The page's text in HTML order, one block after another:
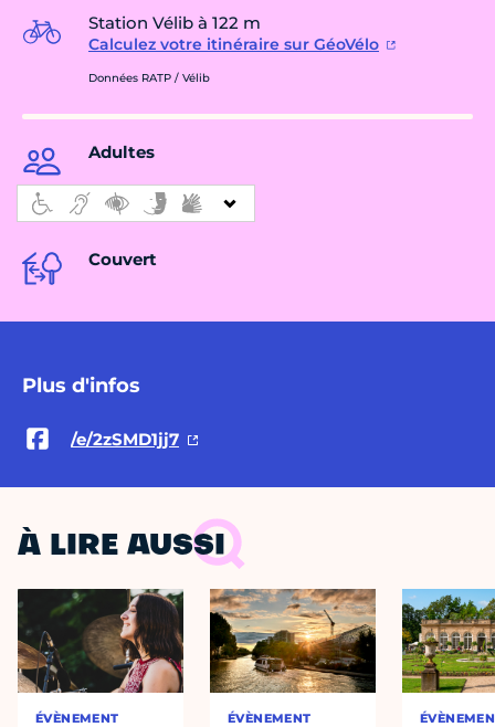
Station Vélib à 122 m
Calculez votre itinéraire sur GéoVélo
Données RATP / Vélib
Adultes
Couvert
Plus d'infos
/e/2zSMD1jj7
À LIRE AUSSI
ÉVÈNEMENT ÉVÈNEMENT